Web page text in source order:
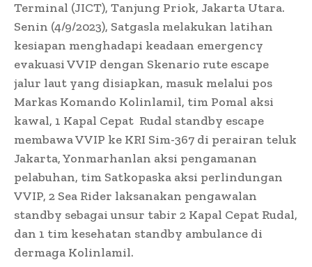
Terminal (JICT), Tanjung Priok, Jakarta Utara.
Senin (4/9/2023), Satgasla melakukan latihan
kesiapan menghadapi keadaan emergency
evakuasi VVIP dengan Skenario rute escape
jalur laut yang disiapkan, masuk melalui pos
Markas Komando Kolinlamil, tim Pomal aksi
kawal, 1 Kapal Cepat Rudal standby escape
membawa VVIP ke KRI Sim-367 di perairan teluk
Jakarta, Yonmarhanlan aksi pengamanan
pelabuhan, tim Satkopaska aksi perlindungan
VVIP, 2 Sea Rider laksanakan pengawalan
standby sebagai unsur tabir 2 Kapal Cepat Rudal,
dan 1 tim kesehatan standby ambulance di
dermaga Kolinlamil.